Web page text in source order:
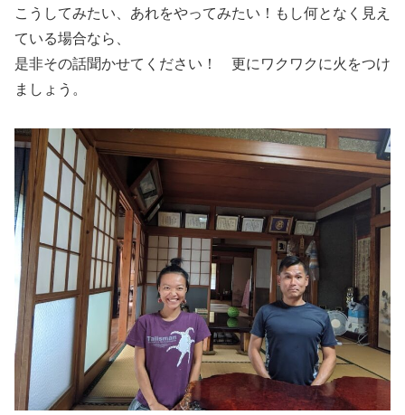
こうしてみたい、あれをやってみたい！もし何となく見え
ている場合なら、
是非その話聞かせてください！ 更にワクワクに火をつけ
ましょう。